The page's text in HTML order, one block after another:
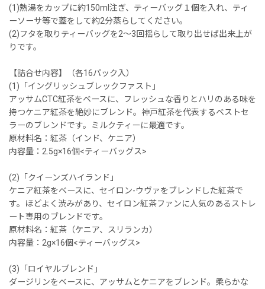
(1)熱湯をカップに約150ml注ぎ、ティーバッグ１個を入れ、ティ
ーソーサ等で蓋をして約2分蒸らしてください。
(2)フタを取りティーバッグを2〜3回揺らして取り出せば出来上が
りです。
【詰合せ内容】（各16パック入）
(1)「イングリッシュブレックファスト」
アッサムCTC紅茶をベースに、フレッシュな香りとハリのある味を
持つケニア紅茶を絶妙にブレンド。神戸紅茶を代表するベストセ
ラーのブレンドです。ミルクティーに最適です。
原材料名：紅茶（インド、ケニア）
内容量：2.5g×16個<ティーバッグス>
(2)「クイーンズハイランド」
ケニア紅茶をベースに、セイロン-ウヴァをブレンドした紅茶で
す。ほどよく渋みがあり、セイロン紅茶ファンに人気のあるストレ
ート専用のブレンドです。
原材料名：紅茶（ケニア、スリランカ）
内容量：2g×16個<ティーバッグス>
(3)「ロイヤルブレンド」
ダージリンをベースに、アッサムとケニアをブレンド。柔らかな